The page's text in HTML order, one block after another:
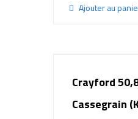
Ajouter au
Crayford
Cassegrain